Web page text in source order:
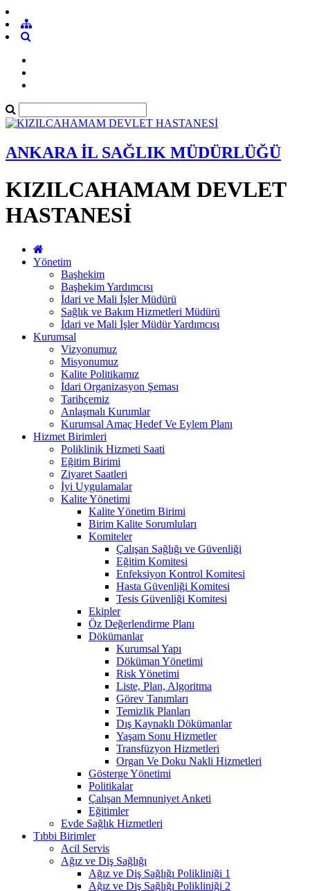
ANKARA İL SAĞLIK MÜDÜRLÜĞÜ
KIZILCAHAMAM DEVLET
HASTANESİ
Yönetim
Başhekim
Başhekim Yardımcısı
İdari ve Mali İşler Müdürü
Sağlık ve Bakım Hizmetleri Müdürü
İdari ve Mali İşler Müdür Yardımcısı
Kurumsal
Vizyonumuz
Misyonumuz
Kalite Politikamız
İdari Organizasyon Şeması
Tarihçemiz
Anlaşmalı Kurumlar
Kurumsal Amaç Hedef Ve Eylem Planı
Hizmet Birimleri
Poliklinik Hizmeti Saati
Eğitim Birimi
Ziyaret Saatleri
İyi Uygulamalar
Kalite Yönetimi
Kalite Yönetim Birimi
Birim Kalite Sorumluları
Komiteler
Çalışan Sağlığı ve Güvenliği
Eğitim Komitesi
Enfeksiyon Kontrol Komitesi
Hasta Güvenliği Komitesi
Tesis Güvenliği Komitesi
Ekipler
Öz Değerlendirme Planı
Dökümanlar
Kurumsal Yapı
Döküman Yönetimi
Risk Yönetimi
Liste, Plan, Algoritma
Görev Tanımları
Temizlik Planları
Dış Kaynaklı Dökümanlar
Yaşam Sonu Hizmetler
Transfüzyon Hizmetleri
Organ Ve Doku Nakli Hizmetleri
Gösterge Yönetimi
Politikalar
Çalışan Memnuniyet Anketi
Eğitimler
Evde Sağlık Hizmetleri
Tıbbi Birimler
Acil Servis
Ağız ve Diş Sağlığı
Ağız ve Diş Sağlığı Polikliniği 1
Ağız ve Diş Sağlığı Polikliniği 2